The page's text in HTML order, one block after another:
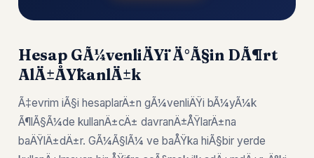
Hesap GÃ¼venliÄŸi Ä°Ã§in DÃ¶rt
AlÄ±ÅŸkanlÄ±k
Ã‡evrim iÃ§i hesaplarÄ±n gÃ¼venliÄŸi bÃ¼yÃ¼k
Ã¶lÃ§Ã¼de kullanÄ±cÄ± davranÄ±ÅŸlarÄ±na
baÄŸlÄ±dÄ±r. GÃ¼Ã§lÃ¼ ve baÅŸka hiÃ§bir yerde